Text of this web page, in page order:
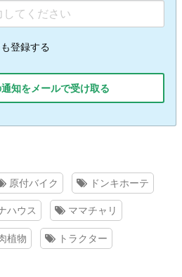
登録する
知をメールで受け取る
原付バイク ドンキホーテ
ハウス ママチャリ
植物 トラクター